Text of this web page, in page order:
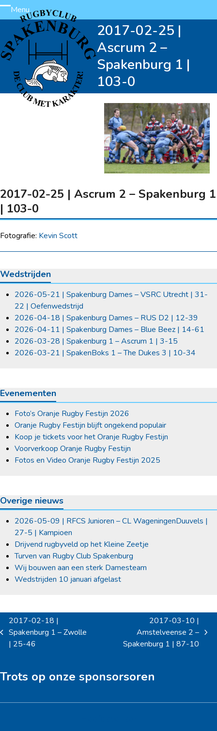
Skip
to
content
Menu
Open
mobile
menu
Close
mobile
menu
2017-02-25 |
Ascrum 2 –
Spakenburg 1 |
103-0
2017-02-25 | Ascrum 2 – Spakenburg 1
| 103-0
Fotografie: Kevin Scott
Wedstrijden
2026-05-21 | Spakenburg Dames – VSRC Utrecht | 31-
22 | Oefenwedstrijd
2026-04-18 | Spakenburg Dames – RUS D2 | 12-39
2026-04-11 | Spakenburg Dames – Blue Beez | 14-61
2026-03-28 | Spakenburg 1 – Ascrum 1 | 3-15
2026-03-21 | SpakenBoks 1 – The Dukes 3 | 10-34
Evenementen
Foto’s Oranje Rugby Festijn 2026
Oranje Rugby Festijn blijft ongekend populair
Koop je tickets voor het Oranje Rugby Festijn
Voorverkoop Oranje Rugby Festijn
Fotos en Video Oranje Rugby Festijn 2025
Overige nieuws
2026-05-09 | RFCS Junioren – CL WageningenDuuvels |
27-5 | Kampioen
Drijvend rugbyveld op het Kleine Zeetje
Turven van Rugby Club Spakenburg
Wij bouwen aan een sterk Damesteam
Wedstrijden 10 januari afgelast
previous
post:
2017-02-18 |
Spakenburg 1 – Zwolle
| 25-46
2017-03-10 |
Amstelveense 2 –
Spakenburg 1 | 87-10
Trots op onze sponsorsoren